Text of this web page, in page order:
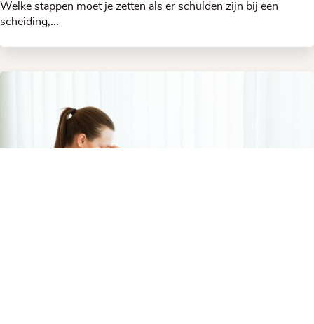
Welke stappen moet je zetten als er schulden zijn bij een
scheiding,...